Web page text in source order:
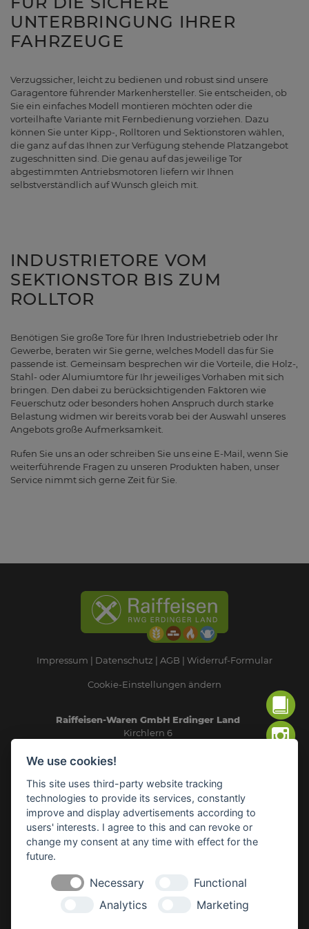
UNTERBRINGUNG IHRER
FAHRZEUGE
Verzugssicher, leicht zu bedienen und robust sind unsere
Garagentore führender Markenhersteller. Sie entscheiden, ob
Sie ein einfaches Modell montieren möchten oder die
vorteilhafte Variante mit Fernbedienung vorziehen. Dazu
können Sie unter Kipp-, Rolltoren und Sektionstoren wählen,
die ganz auf das Ihnen zur Verfügung stehende Platzangebot
zugeschnitten sind. Die genau auf das jeweilige Tor
abgestimmten Antriebsmotoren liefern wir Ihnen
selbstverständlich auf Wunsch gleich mit.
INDUSTRIETORE VOM
SEKTIONSTOR BIS ZUM
ROLLTOR
Benötigen Sie große Tore für Ihren Industriebetrieb oder Ihr
Gewerbe, beraten wir Sie gerne, welches Modell das für Sie
passende ist. Gemeinsam besprechen wir die Vorteile, die Holz-,
Stahl- oder Alumiumtore für Ihr jeweiliges Vorhaben mit sich
bringen. Den dabei zu berücksichtigenden Faktoren wie
Feuerschutz oder besonders hohen Anspruch durch starke
Belastung widmen wir bereits vorab bei der Auswahl unseres
Angebots große Aufmerksamkeit.
Rufen Sie uns an oder schreiben Sie uns eine E-Mail, wenn Sie
weiterführende Fragen zu unseren Produkten haben, unser
Service nimmt sich gerne Zeit für Sie.
Impressum Datenschutz AGB Widerruf-Formular
Cookie-Einstellungen ändern
Raiffeisen-Waren GmbH Erdinger Land
Kirchlern 6
E-Mail:info(at)rwg-erdinger-land.de
SICHERHEITSDATENBLÄTTER
RWG HEIZÖL-BÖRSE
We use cookies!
This site uses third-party website tracking
technologies to provide its services, constantly
improve and display advertisements according to
users' interests. I agree to this and can revoke or
change my consent at any time with effect for the
future.
Necessary
Functional
Analytics
Marketing